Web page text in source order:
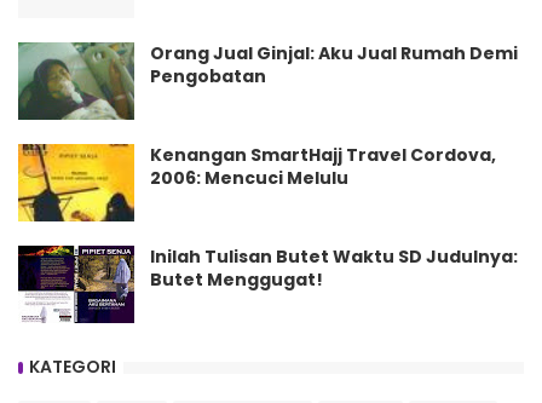
Orang Jual Ginjal: Aku Jual Rumah Demi
Pengobatan
Kenangan SmartHajj Travel Cordova,
2006: Mencuci Melulu
Inilah Tulisan Butet Waktu SD Judulnya:
Butet Menggugat!
KATEGORI